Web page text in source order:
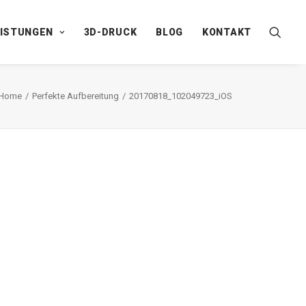
3D-DRUCK BLOG KONTAKT
Perfekte Aufbereitung 20170818_102049723_iOS